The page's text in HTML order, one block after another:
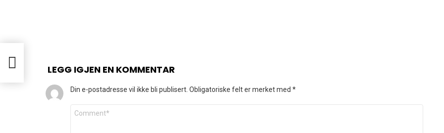
LEGG IGJEN EN KOMMENTAR
Din e-postadresse vil ikke bli publisert. Obligatoriske felt er merket med *
Kommentar